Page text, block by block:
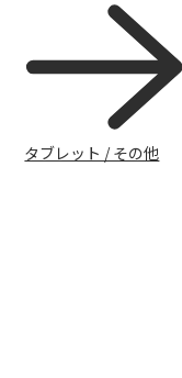
タブレット / その他